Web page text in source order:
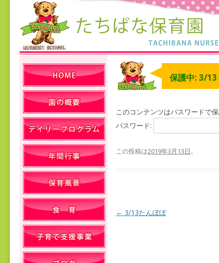
保護中: 3/13
このコンテンツはパスワードで
パスワード:
この投稿は2019年3月13日。
投稿ナビゲーション
← 3/13たんぽぽ